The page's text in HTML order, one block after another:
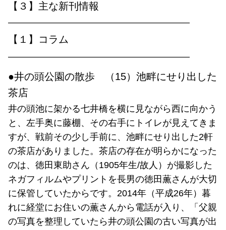
【３】主な新刊情報
————————————————————
【１】コラム
————————————————————
●井の頭公園の散歩 （15）池畔にせり出した
茶店
井の頭池に架かる七井橋を横に見ながら西に向かう
と、左手奥に藤棚、その右手にトイレが見えてきま
すが、戦前その少し手前に、池畔にせり出した2軒
の茶店がありました。茶店の存在が明らかになった
のは、徳田東助さん（1905年生/故人）が撮影した
ネガフィルムやプリントを長男の徳田薫さんが大切
に保管していたからです。2014年（平成26年）暮
れに経堂にお住いの薫さんから電話が入り、「父親
の写真を整理していたら井の頭公園の古い写真が出